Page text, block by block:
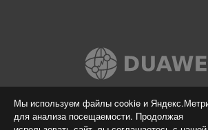
Мы используем файлы cookie и
для анализа посещаемости. Продолжая
Вконтакте
© 2009-2026 Я-пою